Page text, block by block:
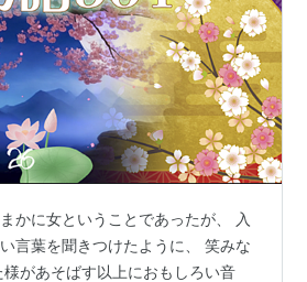
かに女ということであったが、 入
言葉を聞きつけたように、 笑みな
があそばす以上におもしろい音